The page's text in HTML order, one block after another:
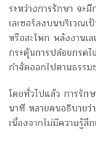
ระหว่างการรักษา จะ
เลเซอร์ลงบนบริเวณ
หรือสะโพก พลังงานเ
กระตุ้นการปล่อยกรด
กำจัดออกไปตามธรรม
โดยทั่วไปแล้ว การรัก
นาที หลายคนอธิบายว่
เนื่องจากไม่มีความรู้